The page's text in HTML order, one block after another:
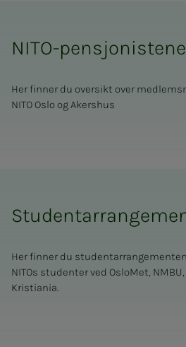
NITO-pensjonistene
Her finner du oversikt over
NITO Oslo og Akershus
Her finner du
NITOs studenter ved OsloMet,
Kristiania.